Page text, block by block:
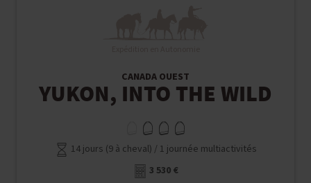
CANADA OUEST
YUKON, INTO THE WILD
14 jours (9 à cheval) / 1 journée multiactivités
3 530 €